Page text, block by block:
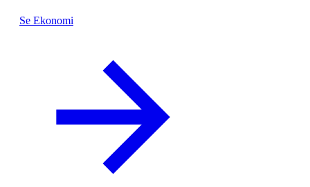
Se Ekonomi